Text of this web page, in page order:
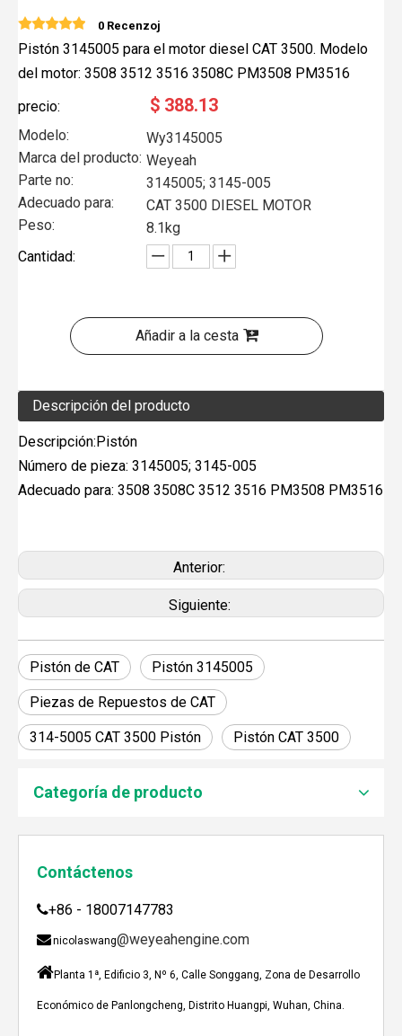
0 Recenzoj
Pistón 3145005 para el motor diesel CAT 3500. Modelo
del motor: 3508 3512 3516 3508C PM3508 PM3516
precio:
$ 388.13
Modelo:
Wy3145005
Marca del producto: Weyeah
Parte no:
3145005; 3145-005
Adecuado para:
CAT 3500 DIESEL MOTOR
Peso:
8.1kg
Cantidad:
Añadir a la cesta
Descripción del producto
Descripción:Pistón
Número de pieza: 3145005; 3145-005
Adecuado para: 3508 3508C 3512 3516 PM3508 PM3516
Anterior:
Siguiente:
Pistón de CAT Pistón 3145005
Piezas de Repuestos de CAT
314-5005 CAT 3500 Pistón Pistón CAT 3500
Categoría de producto
Contáctenos
+86 - 18007147783
nicolaswang@weyeahengine.com
Planta 1ª, Edificio 3, Nº 6, Calle Songgang, Zona de Desarrollo
Económico de Panlongcheng, Distrito Huangpi, Wuhan, China.
Recientemente, el generador de Biogás Jenbacher